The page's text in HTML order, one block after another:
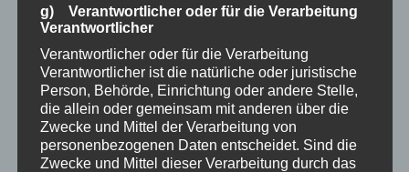
g) Verantwortlicher oder für die Verarbeitung
Verantwortlicher
Verantwortlicher oder für die Verarbeitung
Verantwortlicher ist die natürliche oder juristische
Person, Behörde, Einrichtung oder andere Stelle,
die allein oder gemeinsam mit anderen über die
Zwecke und Mittel der Verarbeitung von
personenbezogenen Daten entscheidet. Sind die
Zwecke und Mittel dieser Verarbeitung durch das